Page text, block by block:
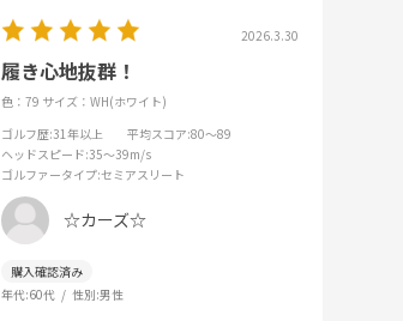
2026.3.30
履き心地抜群！
色：79 サイズ：WH(ホワイト)
ゴルフ歴:31年以上 平均スコア:80～89
ヘッドスピード:35～39m/s
ゴルファータイプ:セミアスリート
☆カーズ☆
年代:60代 性別:男性